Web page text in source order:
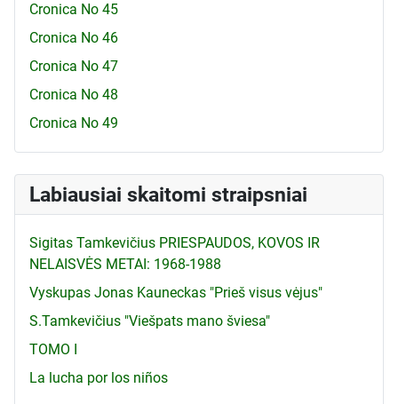
Cronica No 45
Cronica No 46
Cronica No 47
Cronica No 48
Cronica No 49
Labiausiai skaitomi straipsniai
Sigitas Tamkevičius PRIESPAUDOS, KOVOS IR
NELAISVĖS METAI: 1968-1988
Vyskupas Jonas Kauneckas "Prieš visus vėjus"
S.Tamkevičius "Viešpats mano šviesa"
TOMO I
La lucha por los niños